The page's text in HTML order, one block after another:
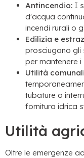
Antincendio: I
d'acqua
incendi rurali o
Edilizia e
prosciugano gli
per mantenere
Utilità
tubature o
fornitura idrica
Utilità
Oltre le emergenze